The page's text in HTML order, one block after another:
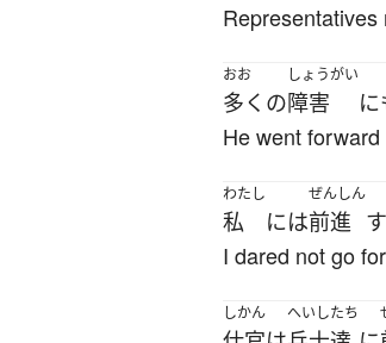
おお
多く の
しょうがい
障害 に
He went
わたし
私 には
ぜんしん
前進
I dared not go
しかん
へいしたち